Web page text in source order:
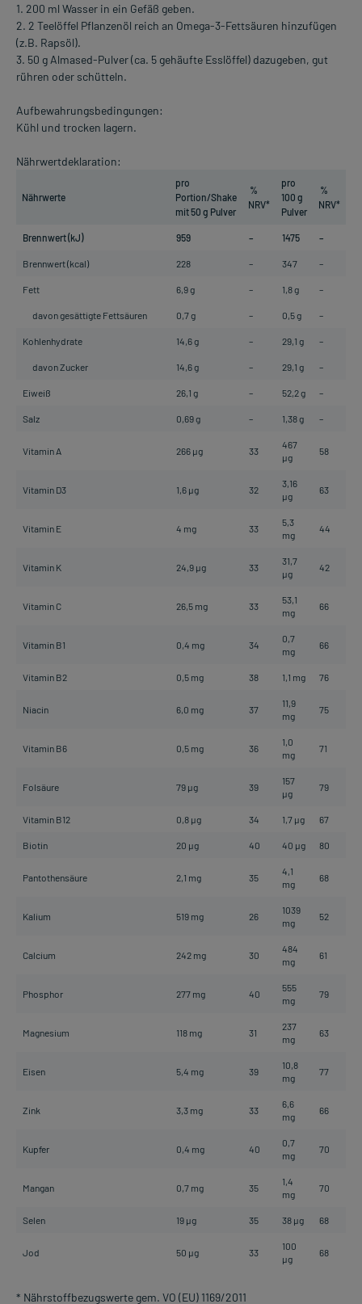
1. 200 ml Wasser in ein Gefäß geben.
2. 2 Teelöffel Pflanzenöl reich an Omega-3-Fettsäuren hinzufügen
(z.B. Rapsöl).
3. 50 g Almased-Pulver (ca. 5 gehäufte Esslöffel) dazugeben, gut
rühren oder schütteln.
Aufbewahrungsbedingungen:
Kühl und trocken lagern.
Nährwertdeklaration:
Nährwerte
pro
Portion/Shake
mit 50 g Pulver
%
NRV*
pro
100 g
Pulver
%
NRV*
Brennwert (kJ) 959 – 1475 –
Brennwert (kcal) 228 – 347 –
Fett 6,9 g – 1,8 g –
davon gesättigte Fettsäuren 0,7 g – 0,5 g –
Kohlenhydrate 14,6 g – 29,1 g –
davon Zucker 14,6 g – 29,1 g –
Eiweiß 26,1 g – 52,2 g –
Salz 0,69 g – 1,38 g –
Vitamin A 266 µg 33
467
µg
58
Vitamin D3 1,6 µg 32
3,16
µg
63
Vitamin E 4 mg 33
5,3
mg
44
Vitamin K 24,9 µg 33
31,7
µg
42
Vitamin C 26,5 mg 33
53,1
mg
66
Vitamin B1 0,4 mg 34
0,7
mg
66
Vitamin B2 0,5 mg 38 1,1 mg 76
Niacin 6,0 mg 37
11,9
mg
75
Vitamin B6 0,5 mg 36
1,0
mg
71
Folsäure 79 µg 39
157
µg
79
Vitamin B12 0,8 µg 34 1,7 µg 67
Biotin 20 µg 40 40 µg 80
Pantothensäure 2,1 mg 35
4,1
mg
68
Kalium 519 mg 26
1039
mg
52
Calcium 242 mg 30
484
mg
61
Phosphor 277 mg 40
555
mg
79
Magnesium 118 mg 31
237
mg
63
Eisen 5,4 mg 39
10,8
mg
77
Zink 3,3 mg 33
6,6
mg
66
Kupfer 0,4 mg 40
0,7
mg
70
Mangan 0,7 mg 35
1,4
mg
70
Selen 19 µg 35 38 µg 68
Jod 50 µg 33
100
µg
68
* Nährstoffbezugswerte gem. VO (EU) 1169/2011